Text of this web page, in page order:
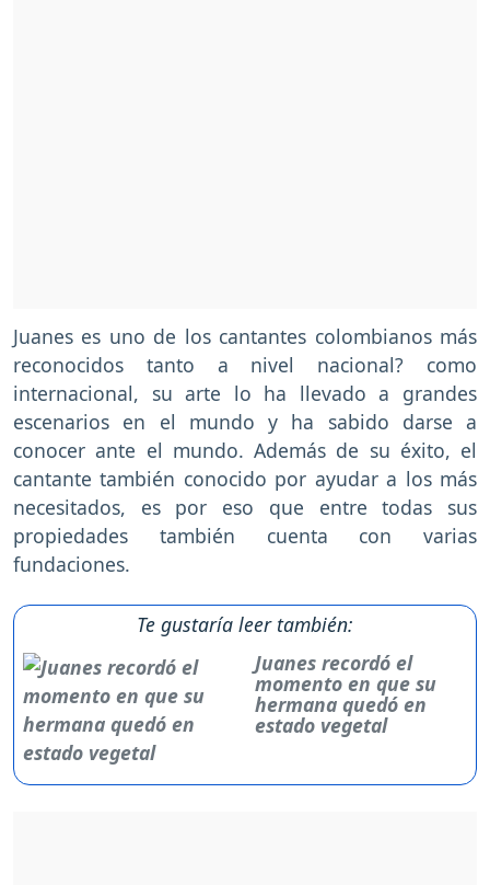
Juanes es uno de los cantantes colombianos más
reconocidos tanto a nivel nacional? como
internacional, su arte lo ha llevado a grandes
escenarios en el mundo y ha sabido darse a
conocer ante el mundo. Además de su éxito, el
cantante también conocido por ayudar a los más
necesitados, es por eso que entre todas sus
propiedades también cuenta con varias
fundaciones.
Te gustaría leer también:
Juanes recordó el
momento en que su
hermana quedó en
estado vegetal